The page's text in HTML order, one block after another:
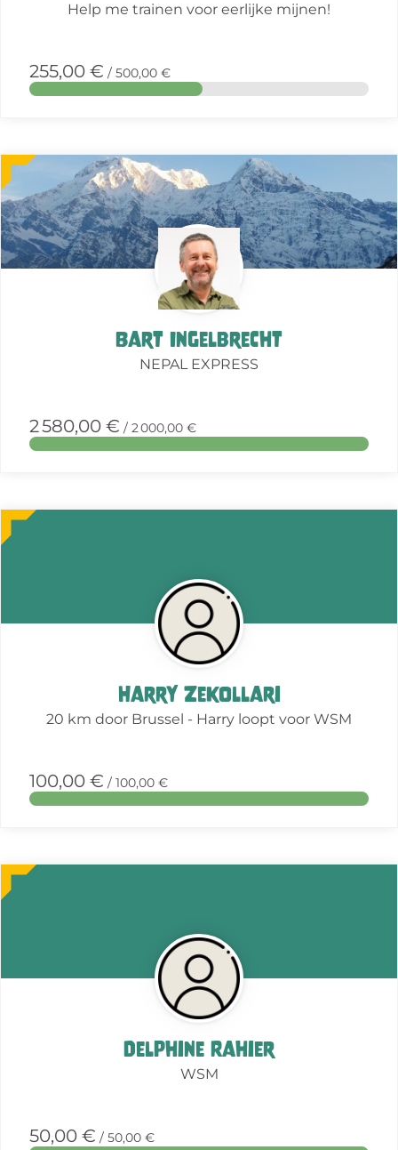
Help me trainen voor eerlijke mijnen!
255,00 € / 500,00 €
Bart Ingelbrecht
NEPAL EXPRESS
2 580,00 € / 2 000,00 €
More
about
this
action
Harry Zekollari
20 km door Brussel - Harry loopt voor WSM
100,00 € / 100,00 €
More
about
Delphine Rahier
WSM
50,00 € / 50,00 €
More
about
this